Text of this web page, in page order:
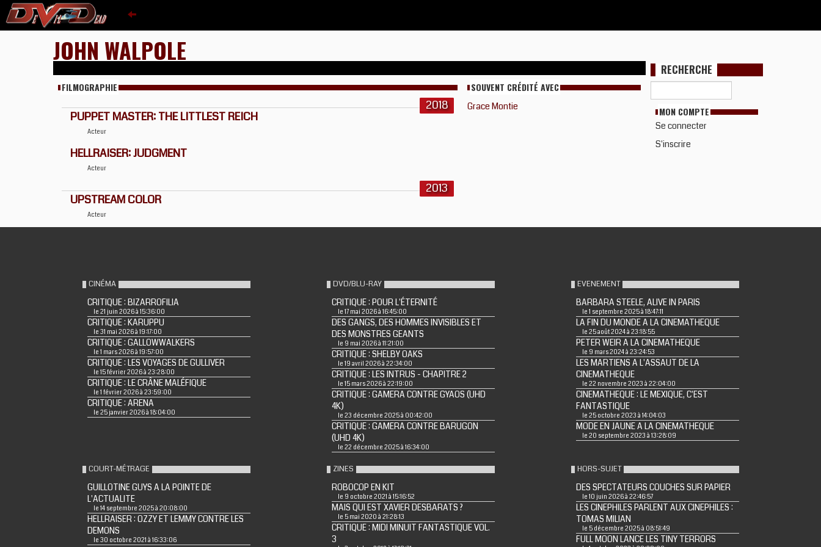
JOHN WALPOLE
FILMOGRAPHIE
2018
PUPPET MASTER: THE LITTLEST REICH
Acteur
HELLRAISER: JUDGMENT
Acteur
2013
UPSTREAM COLOR
Acteur
SOUVENT CRÉDITÉ AVEC
Grace Montie
RECHERCHE
MON COMPTE
Se connecter
S'inscrire
CINÉMA
CRITIQUE : BIZARROFILIA
le 21 juin 2026 à 15:36:00
CRITIQUE : KARUPPU
le 31 mai 2026 à 19:17:00
CRITIQUE : GALLOWWALKERS
le 1 mars 2026 à 19:57:00
CRITIQUE : LES VOYAGES DE GULLIVER
le 15 février 2026 à 23:28:00
CRITIQUE : LE CRÂNE MALÉFIQUE
le 1 février 2026 à 23:59:00
CRITIQUE : ARENA
le 25 janvier 2026 à 18:04:00
DVD/BLU-RAY
CRITIQUE : POUR L'ÉTERNITÉ
le 17 mai 2026 à 16:45:00
DES GANGS, DES HOMMES INVISIBLES ET
DES MONSTRES GEANTS
le 9 mai 2026 à 11:21:00
CRITIQUE : SHELBY OAKS
le 19 avril 2026 à 22:34:00
CRITIQUE : LES INTRUS - CHAPITRE 2
le 15 mars 2026 à 22:19:00
CRITIQUE : GAMERA CONTRE GYAOS (UHD
4K)
le 23 décembre 2025 à 00:42:00
CRITIQUE : GAMERA CONTRE BARUGON
(UHD 4K)
le 22 décembre 2025 à 16:34:00
EVENEMENT
BARBARA STEELE, ALIVE IN PARIS
le 1 septembre 2025 à 18:47:11
LA FIN DU MONDE A LA CINEMATHEQUE
le 25 août 2024 à 23:18:55
PETER WEIR A LA CINEMATHEQUE
le 9 mars 2024 à 23:24:53
LES MARTIENS A L'ASSAUT DE LA
CINEMATHEQUE
le 22 novembre 2023 à 22:04:00
CINEMATHEQUE : LE MEXIQUE, C'EST
FANTASTIQUE
le 25 octobre 2023 à 14:04:03
MODE EN JAUNE A LA CINEMATHEQUE
le 20 septembre 2023 à 13:28:09
COURT-MÉTRAGE
GUILLOTINE GUYS A LA POINTE DE
L'ACTUALITE
le 14 septembre 2025 à 20:08:00
HELLRAISER : OZZY ET LEMMY CONTRE LES
DEMONS
le 30 octobre 2021 à 16:33:06
ZINES
ROBOCOP EN KIT
le 9 octobre 2021 à 15:16:52
MAIS QUI EST XAVIER DESBARATS ?
le 5 mai 2020 à 21:28:13
CRITIQUE : MIDI MINUIT FANTASTIQUE VOL.
3
HORS-SUJET
DES SPECTATEURS COUCHES SUR PAPIER
le 10 juin 2026 à 22:46:57
LES CINEPHILES PARLENT AUX CINEPHILES :
TOMAS MILIAN
le 5 décembre 2025 à 08:51:49
FULL MOON LANCE LES TINY TERRORS